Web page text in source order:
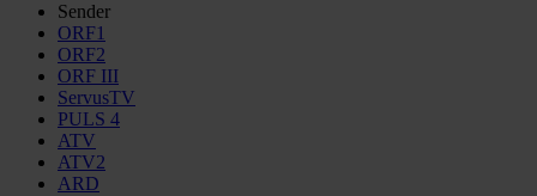
Sender
ORF1
ORF2
ORF III
ServusTV
PULS 4
ATV
ATV2
ARD